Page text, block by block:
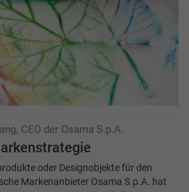
CEO der Osama S.p.A.
oder Designobjekte für den
Markenanbieter Osama S.p.A. hat